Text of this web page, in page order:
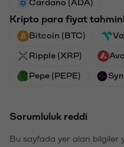
Cardano (ADA)
Kripto para fiyat
Bitcoin (BTC)
Ripple (XRP)
Pepe (PEPE)
Sorumluluk reddi
Bu sayfada yer alan bilgiler